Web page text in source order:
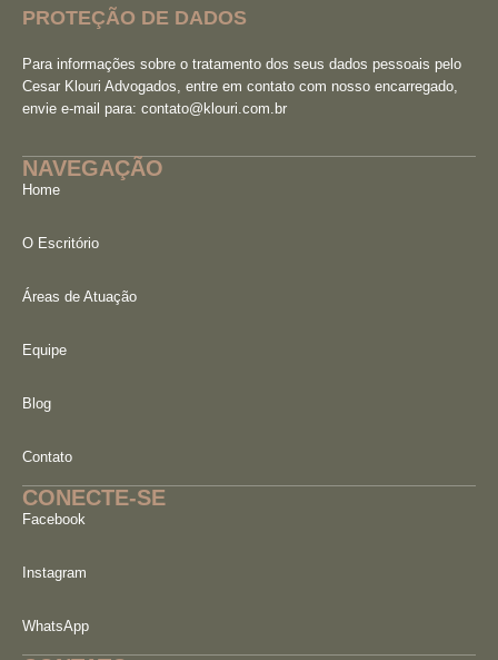
PROTEÇÃO DE DADOS
Para informações sobre o tratamento dos seus dados pessoais pelo
Cesar Klouri Advogados, entre em contato com nosso encarregado,
envie e-mail para: contato@klouri.com.br
NAVEGAÇÃO
Home
O Escritório
Áreas de Atuação
Equipe
Blog
Contato
CONECTE-SE
Facebook
Instagram
WhatsApp